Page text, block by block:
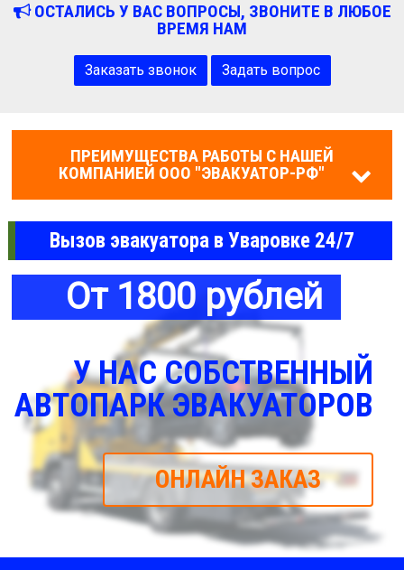
ОСТАЛИСЬ У ВАС ВОПРОСЫ, ЗВОНИТЕ В ЛЮБОЕ
ВРЕМЯ НАМ
Заказать звонок Задать вопрос
ПРЕИМУЩЕСТВА РАБОТЫ С НАШЕЙ
КОМПАНИЕЙ ООО "ЭВАКУАТОР-РФ"
Вызов эвакуатора в Уваровке 24/7
От 1800 рублей
У НАС СОБСТВЕННЫЙ
АВТОПАРК ЭВАКУАТОРОВ
ОНЛАЙН ЗАКАЗ